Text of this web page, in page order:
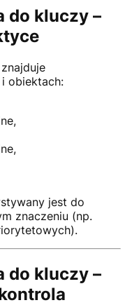
do kluczy –
obiektach:
jest do
znaczeniu (np.
do kluczy –